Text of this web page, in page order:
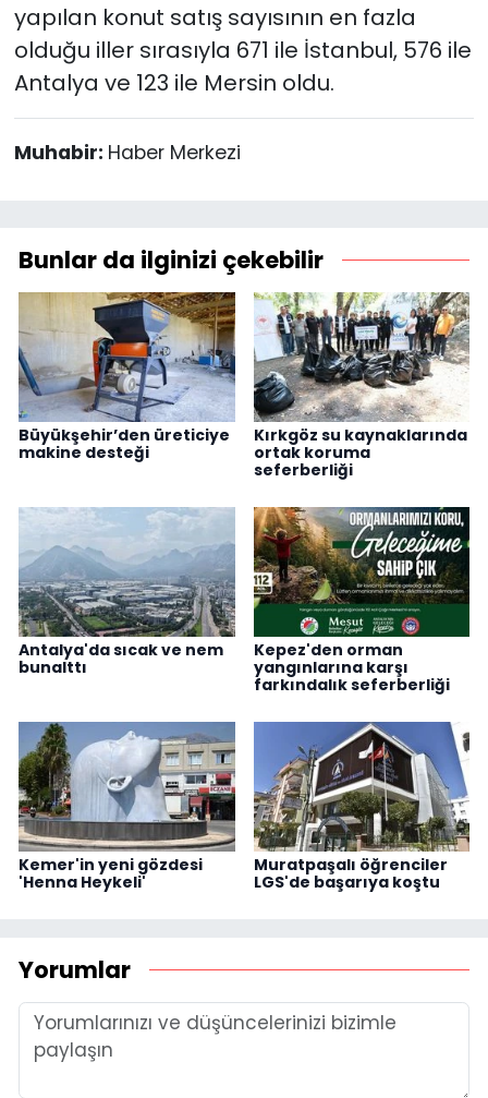
yapılan konut satış sayısının en fazla
olduğu iller sırasıyla 671 ile İstanbul, 576 ile
Antalya ve 123 ile Mersin oldu.
Muhabir: Haber Merkezi
Bunlar da ilginizi çekebilir
Büyükşehir’den üreticiye
makine desteği
Kırkgöz su kaynaklarında
ortak koruma
seferberliği
Antalya'da sıcak ve nem
bunalttı
Kepez'den orman
yangınlarına karşı
farkındalık seferberliği
Kemer'in yeni gözdesi
'Henna Heykeli'
Muratpaşalı öğrenciler
LGS'de başarıya koştu
Yorumlar